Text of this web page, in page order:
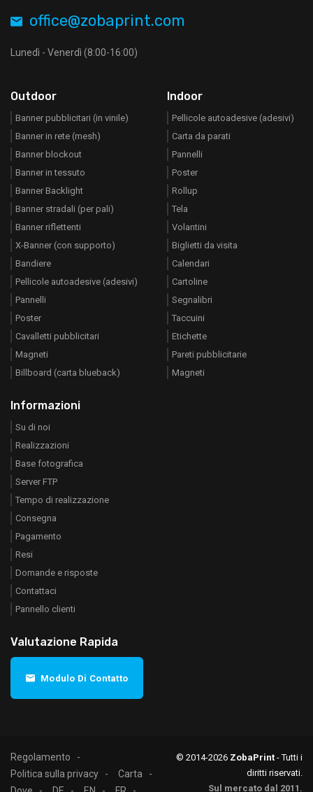
office@zobaprint.com
Lunedì - Venerdì (8:00-16:00)
Outdoor
Banner pubblicitari (in vinile)
Banner in rete (mesh)
Banner blockout
Banner in tessuto
Banner Backlight
Banner stradali (per pali)
Banner riflettenti
X-Banner (con supporto)
Bandiere
Pellicole autoadesive (adesivi)
Pannelli
Poster
Cavalletti pubblicitari
Magneti
Billboard (carta blueback)
Indoor
Pellicole autoadesive (adesivi)
Carta da parati
Pannelli
Poster
Rollup
Tela
Volantini
Biglietti da visita
Calendari
Cartoline
Segnalibri
Taccuini
Etichette
Pareti pubblicitarie
Magneti
Informazioni
Su di noi
Realizzazioni
Base fotografica
Server FTP
Tempo di realizzazione
Consegna
Pagamento
Resi
Domande e risposte
Contattaci
Pannello clienti
Valutazione Rapida
Modulo Di Contatto
Regolamento
Politica sulla privacy
Carta
© 2014-2026 ZobaPrint - Tutti i
diritti riservati.
Sul mercato dal 2011.